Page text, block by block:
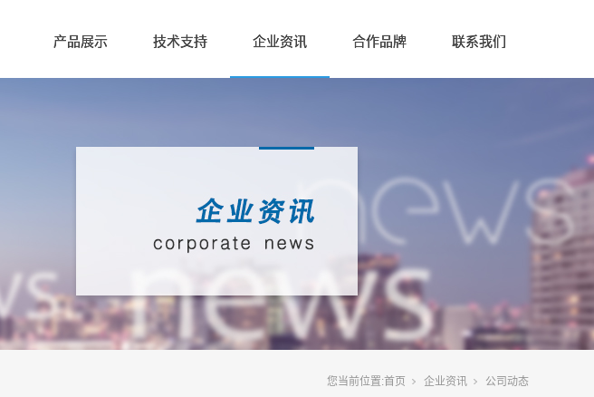
产品展示 技术支持 企业资讯 合作品牌 联系我们
您当前位置:首页 企业资讯 公司动态